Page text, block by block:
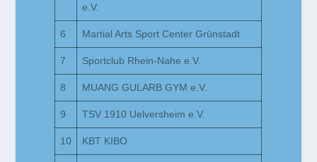
e.V.
6 Martial Arts Sport Center Grünstadt
7 Sportclub Rhein-Nahe e.V.
8 MUANG GULARB GYM e.V.
9 TSV 1910 Uelversheim e.V.
10 KBT KIBO